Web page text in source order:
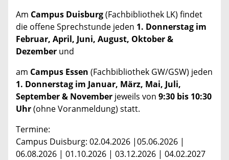
Am Campus Duisburg(Fachbibliothek LK) findet
die offene Sprechstunde jeden 1. Donnerstag im
Februar, April, Juni, August, Oktober &
Dezember und
am Campus Essen (Fachbibliothek GW/GSW) jeden
1. Donnerstag im Januar, März, Mai, Juli,
September & November jeweils von 9:30 bis 10:30
Uhr(ohne Voranmeldung) statt.
Termine:
Campus Duisburg: 02.04.2026 |05.06.2026 |
06.08.2026 | 01.10.2026 | 03.12.2026 | 04.02.2027